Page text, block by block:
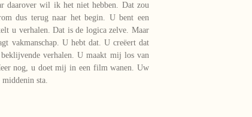
daarover wil ik het niet hebben. Dat zou
dus terug naar het begin. U bent een
u verhalen. Dat is de logica zelve. Maar
vakmanschap. U hebt dat. U creëert dat
verhalen. U maakt mij los van
nog, u doet mij in een film wanen. Uw
sta.